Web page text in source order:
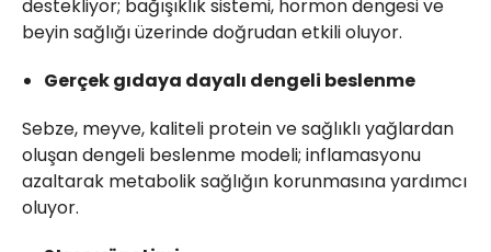
destekliyor; bağışıklık sistemi, hormon dengesi ve
beyin sağlığı üzerinde doğrudan etkili oluyor.
Gerçek gıdaya dayalı dengeli beslenme
Sebze, meyve, kaliteli protein ve sağlıklı yağlardan
oluşan dengeli beslenme modeli; inflamasyonu
azaltarak metabolik sağlığın korunmasına yardımcı
oluyor.